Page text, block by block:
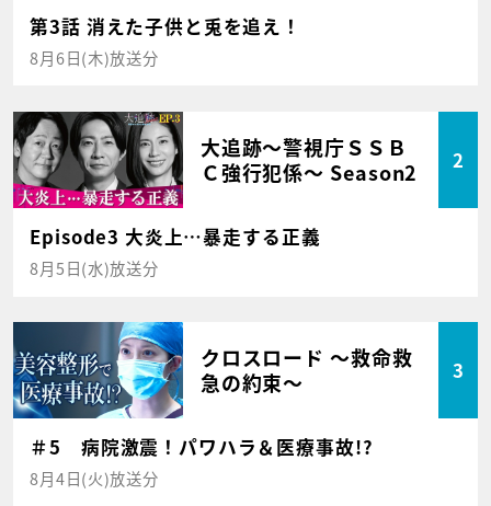
第3話 消えた子供と兎を追え！
8月6日(木)放送分
大追跡～警視庁ＳＳＢ
Ｃ強行犯係～ Season2
2
Episode3 大炎上…暴走する正義
8月5日(水)放送分
クロスロード ～救命救
急の約束～
3
＃5 病院激震！パワハラ＆医療事故!?
8月4日(火)放送分